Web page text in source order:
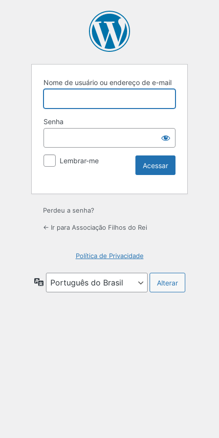
Nome de usuário ou endereço de e-mail
Senha
Lembrar-me
Perdeu a senha?
← Ir para Associação Filhos do Rei
Política de Privacidade
Idioma